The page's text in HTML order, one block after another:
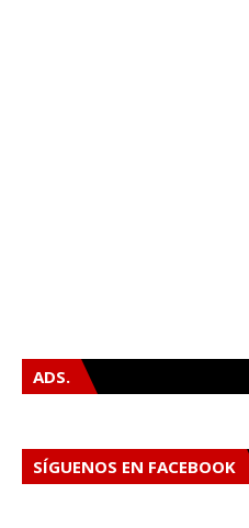
ADS.
SÍGUENOS EN FACEBOOK